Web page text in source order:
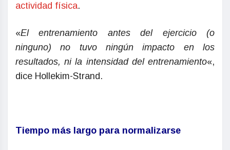
actividad física.
«El entrenamiento antes del ejercicio (o
ninguno) no tuvo ningún impacto en los
resultados, ni la intensidad del entrenamiento«,
dice Hollekim-Strand.
Tiempo más largo para normalizarse